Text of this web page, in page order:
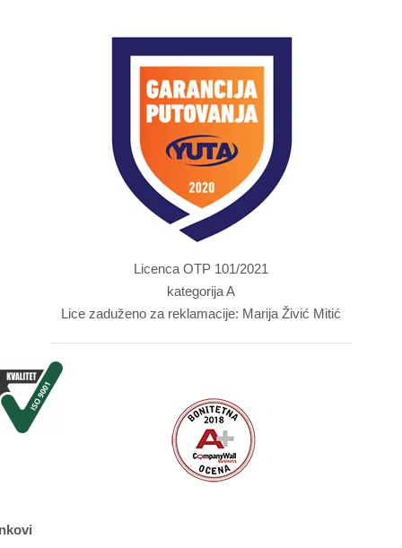
Licenca OTP 101/2021
kategorija A
Lice zaduženo za reklamacije: Marija Živić Mitić